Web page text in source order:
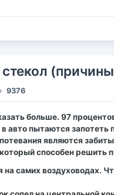
стекол
9376
больше. 97
авто пытаются
являются
способен решить
на самих воздуховодах.